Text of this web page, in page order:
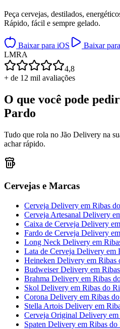
Peça cervejas, destilados,
Rápido, fácil e sempre gelado.
Baixar para iOS
Baixar
LMRA
4,8
+ de 12 mil avaliações
O que você pode
Pardo
Tudo que rola no Jão Delivery na
achar rápido.
Cervejas e Marcas
Cerveja Delivery em Ribas
Cerveja Artesanal Delivery
Caixa de Cerveja Delivery em
Fardo de Cerveja Delivery em
Long Neck Delivery em
Lata de Cerveja Delivery em
Heineken Delivery em Ribas
Budweiser Delivery em
Brahma Delivery em Ribas
Skol Delivery em Ribas do
Corona Delivery em Ribas
Stella Artois Delivery em
Cerveja Original Delivery em
Spaten Delivery em Ribas do